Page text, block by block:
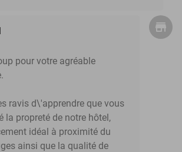
pour votre agréable
ravis d\'apprendre que vous
la propreté de notre hôtel,
idéal à proximité du
ainsi que la qualité de